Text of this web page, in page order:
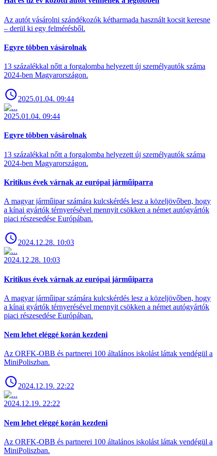
Az autót vásárolni szándékozók kétharmada használt kocsit keresne
– derül ki egy felmérésből.
Egyre többen vásárolnak
13 százalékkal nőtt a forgalomba helyezett új személyautók száma
2024-ben Magyarországon.
2025.01.04. 09:44
2025.01.04. 09:44
Egyre többen vásárolnak
13 százalékkal nőtt a forgalomba helyezett új személyautók száma
2024-ben Magyarországon.
Kritikus évek várnak az európai járműiparra
A magyar járműipar számára kulcskérdés lesz a közeljövőben, hogy
a kínai gyártók térnyerésével mennyit csökken a német autógyártók
piaci részesedése Európában.
2024.12.28. 10:03
2024.12.28. 10:03
Kritikus évek várnak az európai járműiparra
A magyar járműipar számára kulcskérdés lesz a közeljövőben, hogy
a kínai gyártók térnyerésével mennyit csökken a német autógyártók
piaci részesedése Európában.
Nem lehet eléggé korán kezdeni
Az ORFK-OBB és partnerei 100 általános iskolást láttak vendégül a
MiniPoliszban.
2024.12.19. 22:22
2024.12.19. 22:22
Nem lehet eléggé korán kezdeni
Az ORFK-OBB és partnerei 100 általános iskolást láttak vendégül a
MiniPoliszban.